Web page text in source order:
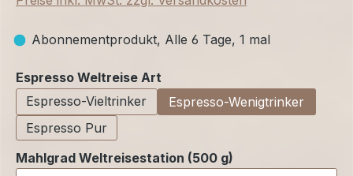
Abonnementprodukt, Alle 6 Tage, 1 mal
Espresso Weltreise Art
Espresso-Vieltrinker
Espresso-Wenigtrinker
Espresso Pur
Mahlgrad Weltreisestation (500 g)